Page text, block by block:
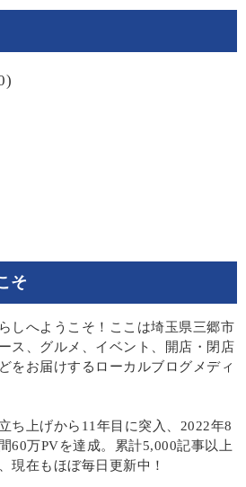
そ
しへようこそ！ここは埼玉県三郷市
ス、グルメ、イベント、開店・閉店
をお届けするローカルブログメディ
ち上げから11年目に突入、2022年8
60万PVを達成。累計5,000記事以上
現在もほぼ毎日更新中！